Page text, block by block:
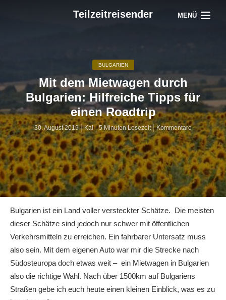
Teilzeitreisender MENÜ
BULGARIEN
Mit dem Mietwagen durch
Bulgarien: Hilfreiche Tipps für
einen Roadtrip
30. August 2019 Kai 5 Minuten Lesezeit Kommentare
Bulgarien ist ein Land voller versteckter Schätze. Die meisten
dieser Schätze sind jedoch nur schwer mit öffentlichen
Verkehrsmitteln zu erreichen. Ein fahrbarer Untersatz muss
also sein. Mit dem eigenen Auto war mir die Strecke nach
Südosteuropa doch etwas weit – ein Mietwagen in Bulgarien
also die richtige Wahl. Nach über 1500km auf Bulgariens
Straßen gebe ich euch heute einen kleinen Einblick, was es zu